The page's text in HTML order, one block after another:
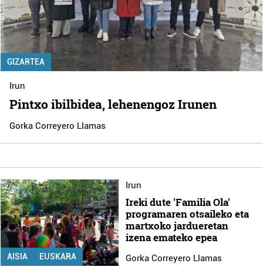
GIZARTEA
Irun
Pintxo ibilbidea, lehenengoz Irunen
Gorka Correyero Llamas
AISIA EUSKARA
Irun
Ireki dute 'Familia Ola'
programaren otsaileko eta
martxoko jardueretan
izena emateko epea
Gorka Correyero Llamas